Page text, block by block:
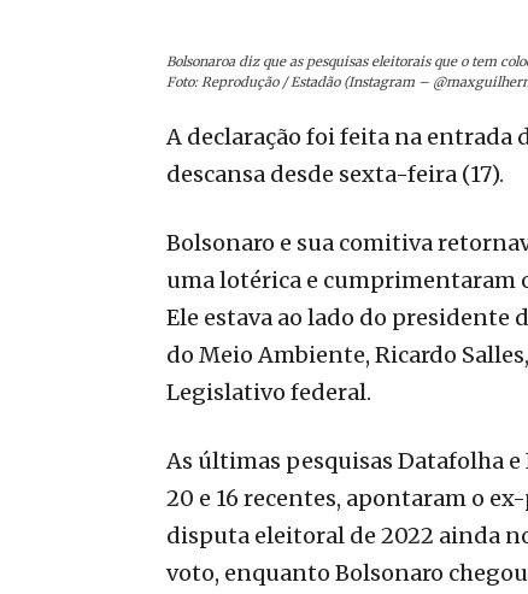
Bolsonaroa diz que as pesquisas eleitorais que o tem
Foto: Reprodução / Estadão (Instagram –
A declaração foi feita na entrada
descansa desde sexta-feira (17).
Bolsonaro e sua comitiva
uma lotérica e cumprimentaram
Ele estava ao lado do presidente
do Meio Ambiente, Ricardo
Legislativo federal.
As últimas pesquisas Datafolha
20 e 16 recentes, apontaram o
disputa eleitoral de 2022 ainda
voto, enquanto Bolsonaro